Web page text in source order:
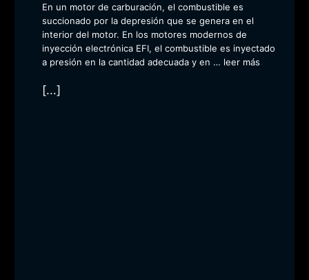
En un motor de carburación, el combustible es
succionado por la depresión que se genera en el
interior del motor. En los motores modernos de
inyección electrónica EFI, el combustible es inyectado
a presión en la cantidad adecuada y en … leer más
[...]